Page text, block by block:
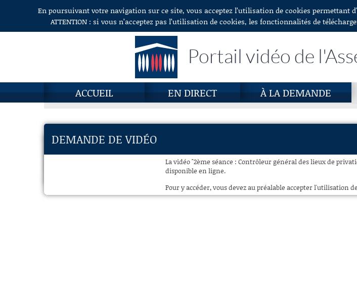
Aller au contenuEn poursuivant votre navigation sur ce site, vous acceptez l’utilisation de cookies
ATTENTION : si vous n’acceptez pas l’utilisation de cookies, les fonctionnalités de
Portail vidéo de
ACCUEIL EN DIRECT À LA DEMANDE
DEMANDE DE VIDÉO
La vidéo "2ème séance : Contrôleur général des lieux de
disponible en ligne.
Pour y accéder, vous devez au préalable accepter l'utilisation